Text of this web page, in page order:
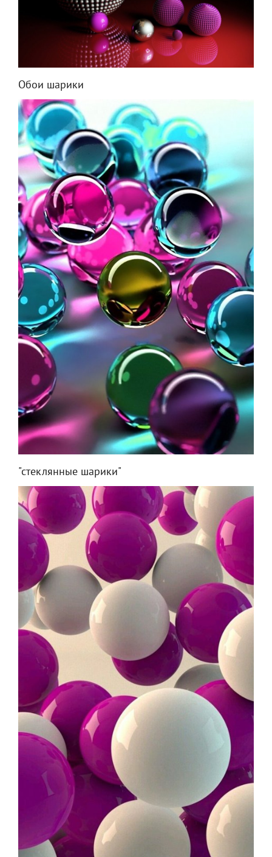
Обои шарики
"стеклянные шарики"